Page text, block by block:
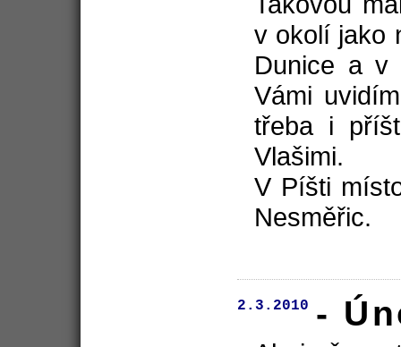
v okolí jako
Dunice a v
Vámi
třeba i
Vlašimi.
V Píšti
Nesměřic.
2.3.2010 -